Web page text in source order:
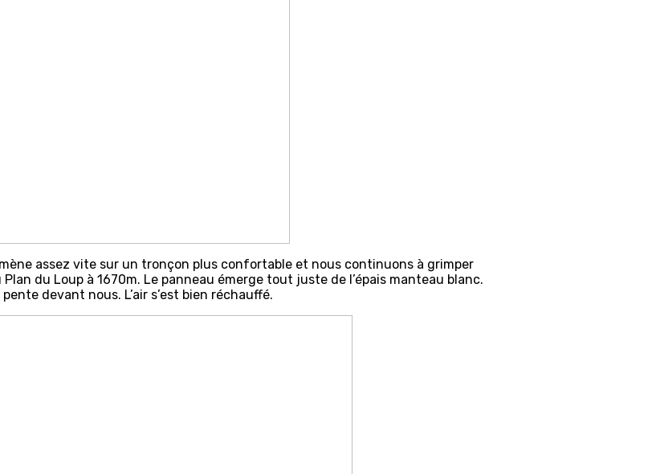
assez vite sur un tronçon plus confortable et nous continuons à grimper
du Loup à 1670m. Le panneau émerge tout juste de l’épais manteau blanc.
devant nous. L’air s’est bien réchauffé.